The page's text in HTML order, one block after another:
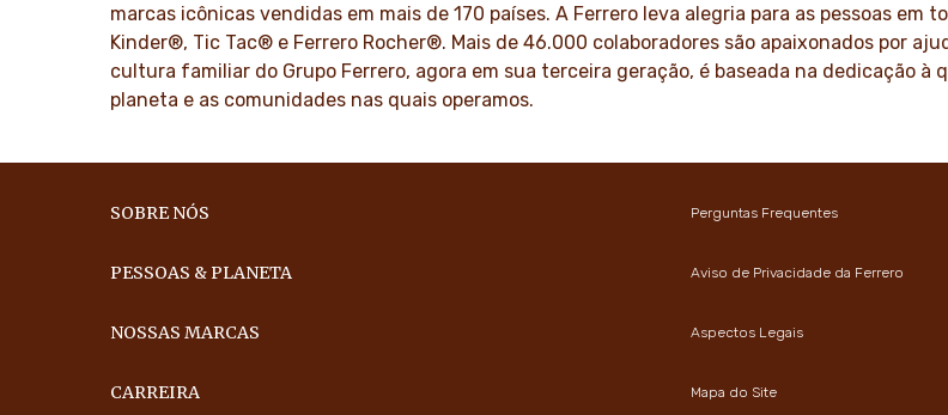
SAIBA MAIS
SAIBA
marcas icônicas vendidas em mais de 170 países. A Ferrero leva alegria para as pessoas
Kinder®, Tic Tac® e Ferrero Rocher®. Mais de 46.000 colaboradores são apaixonados por
cultura familiar do Grupo Ferrero, agora em sua terceira geração, é baseada na dedicação à
planeta e as comunidades nas quais operamos.
SOBRE NÓS
PESSOAS & PLANETA
NOSSAS MARCAS
CARREIRA
Perguntas Frequentes
Aviso de Privacidade da Ferrero
Aspectos Legais
Mapa do Site